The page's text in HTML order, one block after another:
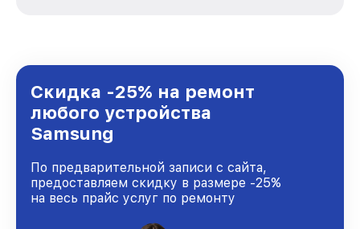
городе Казани, постоянно повышая уровень
доверия и лояльности наших клиентов.
Скидка -25% на ремонт
любого устройства
Samsung
По предварительной записи с сайта,
предоставляем скидку в размере -25%
на весь прайс услуг по ремонту